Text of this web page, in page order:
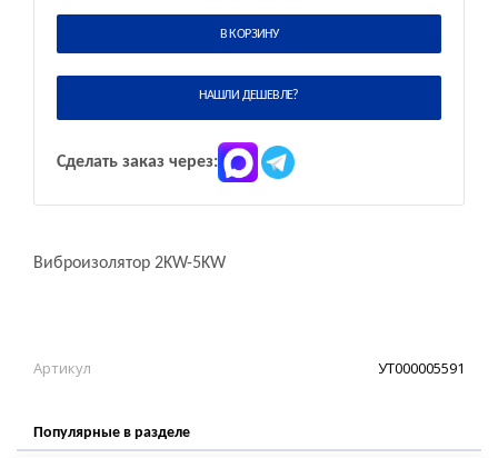
В КОРЗИНУ
НАШЛИ ДЕШЕВЛЕ?
Сделать заказ через:
Виброизолятор 2KW-5KW
Артикул УТ000005591
Популярные в разделе